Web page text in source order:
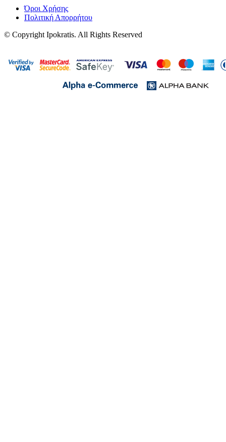
Όροι Χρήσης
Πολιτική Απορρήτου
© Copyright Ipokratis. All Rights Reserved